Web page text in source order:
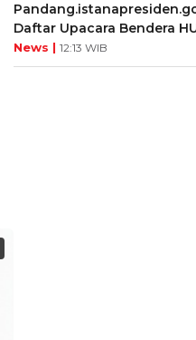
Daftar Upacara Bendera
Istana Negara
News | 12:13 WIB